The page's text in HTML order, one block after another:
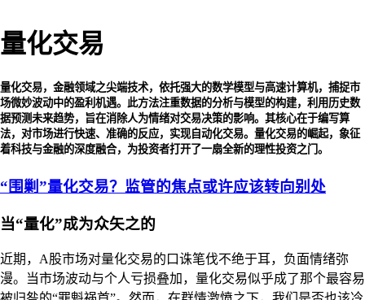
量化交易
量化交易，金融领域之尖端技术，依托强大的数学模型与高速计算机，捕捉市
场微妙波动中的盈利机遇。此方法注重数据的分析与模型的构建，利用历史数
据预测未来趋势，旨在消除人为情绪对交易决策的影响。其核心在于编写算
法，对市场进行快速、准确的反应，实现自动化交易。量化交易的崛起，象征
着科技与金融的深度融合，为投资者打开了一扇全新的理性投资之门。
“围剿”量化交易？监管的焦点或许应该转向别处
当“量化”成为众矢之的
近期，A股市场对量化交易的口诛笔伐不绝于耳，负面情绪弥
漫。当市场波动与个人亏损叠加，量化交易似乎成了那个最容易